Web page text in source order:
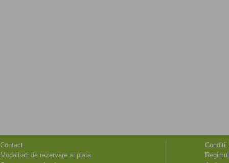
Contact
Modalitati de rezervare si plata
Conditii